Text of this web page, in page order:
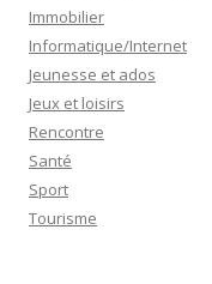
Immobilier
Informatique/Internet
Jeunesse et ados
Jeux et loisirs
Rencontre
Santé
Sport
Tourisme